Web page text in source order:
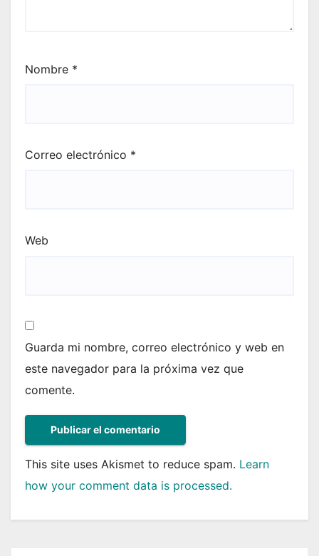
Nombre *
Correo electrónico *
Web
Guarda mi nombre, correo electrónico y web en
este navegador para la próxima vez que
comente.
This site uses Akismet to reduce spam. Learn
how your comment data is processed.